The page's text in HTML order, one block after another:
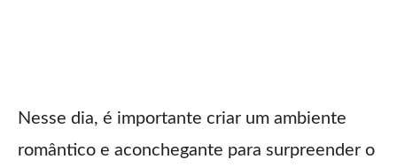
Nesse dia, é importante criar um ambiente
romântico e aconchegante para surpreender o